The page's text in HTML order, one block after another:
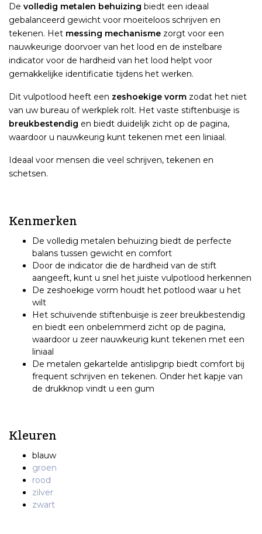
De volledig metalen behuizing biedt een ideaal
gebalanceerd gewicht voor moeiteloos schrijven en
tekenen. Het messing mechanisme zorgt voor een
nauwkeurige doorvoer van het lood en de instelbare
indicator voor de hardheid van het lood helpt voor
gemakkelijke identificatie tijdens het werken.
Dit vulpotlood heeft een zeshoekige vorm zodat het niet
van uw bureau of werkplek rolt. Het vaste stiftenbuisje is
breukbestendig en biedt duidelijk zicht op de pagina,
waardoor u nauwkeurig kunt tekenen met een liniaal.
Ideaal voor mensen die veel schrijven, tekenen en
schetsen.
Kenmerken
De volledig metalen behuizing biedt de perfecte
balans tussen gewicht en comfort
Door de indicator die de hardheid van de stift
aangeeft, kunt u snel het juiste vulpotlood herkennen
De zeshoekige vorm houdt het potlood waar u het
wilt
Het schuivende stiftenbuisje is zeer breukbestendig
en biedt een onbelemmerd zicht op de pagina,
waardoor u zeer nauwkeurig kunt tekenen met een
liniaal
De metalen gekartelde antislipgrip biedt comfort bij
frequent schrijven en tekenen. Onder het kapje van
de drukknop vindt u een gum
Kleuren
blauw
groen
rood
zilver
zwart